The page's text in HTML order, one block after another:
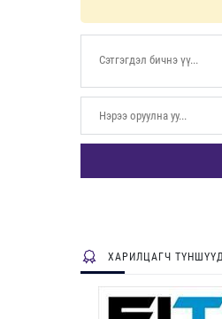
ХАРИЛЦАГЧ ТҮНШҮҮД